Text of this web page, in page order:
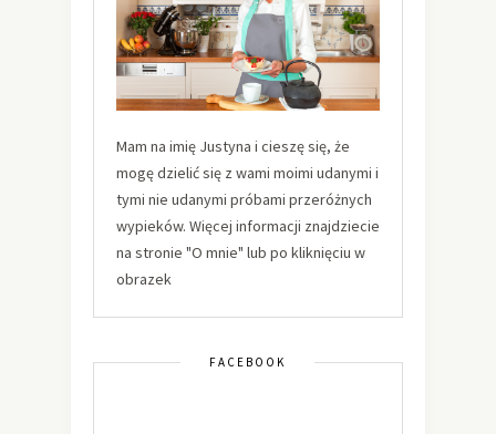
Mam na imię Justyna i cieszę się, że
mogę dzielić się z wami moimi udanymi i
tymi nie udanymi próbami przeróżnych
wypieków. Więcej informacji znajdziecie
na stronie "O mnie" lub po kliknięciu w
obrazek
FACEBOOK